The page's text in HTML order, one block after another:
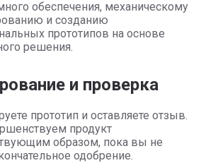
обеспечения, механическому
и созданию
прототипов на основе
решения.
и проверка
прототип и оставляете отзыв.
продукт
образом, пока вы не
одобрение.